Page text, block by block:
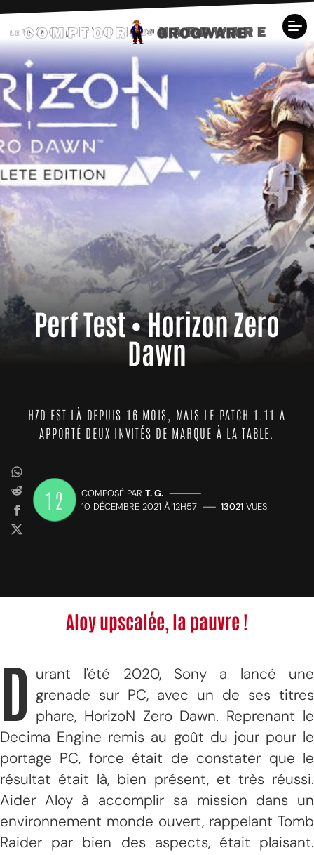
Perf Test • Horizon Zero
Dawn
HZD EST LÀ DEPUIS 16 MOIS, MAIS LE PATCH 1.11 A
APPORTÉ DEUX INVITÉS DE MARQUE À LA TABLE.
12 COMPOSÉ PAR T. G. —————
10 DÉCEMBRE 2021 À 12H57 —— 13021 VUES
Aloy upscalée, la pauvre !
D urant l'été 2020, Sony a lancé une
grenade sur PC, avec un de ses titres
phare, HorizoN Zero Dawn. Reprenant le
Decima Engine remis au goût du jour pour le
portage PC, force était de constater que le
résultat était là, bien présent, et très réussi.
Aider Aloy à accomplir sa mission dans un
environnement monde ouvert, rappelant Tomb
Raider par bien des aspects, était plaisant.